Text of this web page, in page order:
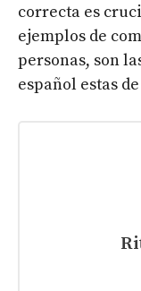
correcta es
ejemplos de
personas, son
español estas